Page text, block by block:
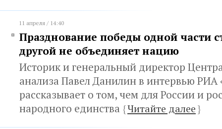
11 апреля / 14:40
Празднование победы одной части
другой не объединяет нацию
Историк и генеральный директор
анализа Павел Данилин в интервью РИА
рассказывает о том, чем для России и
народного единства {Читайте далее}